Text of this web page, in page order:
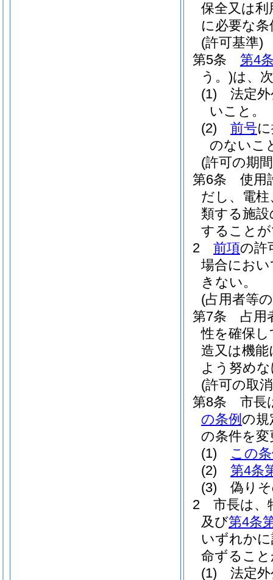
保全又は
に必要な
(許可基準)
第5条
第4
う。)は、
(1)
法定
いこと。
(2)
前号
のないこ
(許可の期
第6条
使用
だし、電
類する施
すること
2
前項の許
場合にお
きない。
(占用者等
第7条
占用
性を確保
造又は機
よう努め
(許可の取
第8条
市長
の条例 の規
の条件を
(1)
この
(2)
第4条
(3)
偽り
2
市長は、
及び第4条
いずれか
命ずるこ
(1)
法定